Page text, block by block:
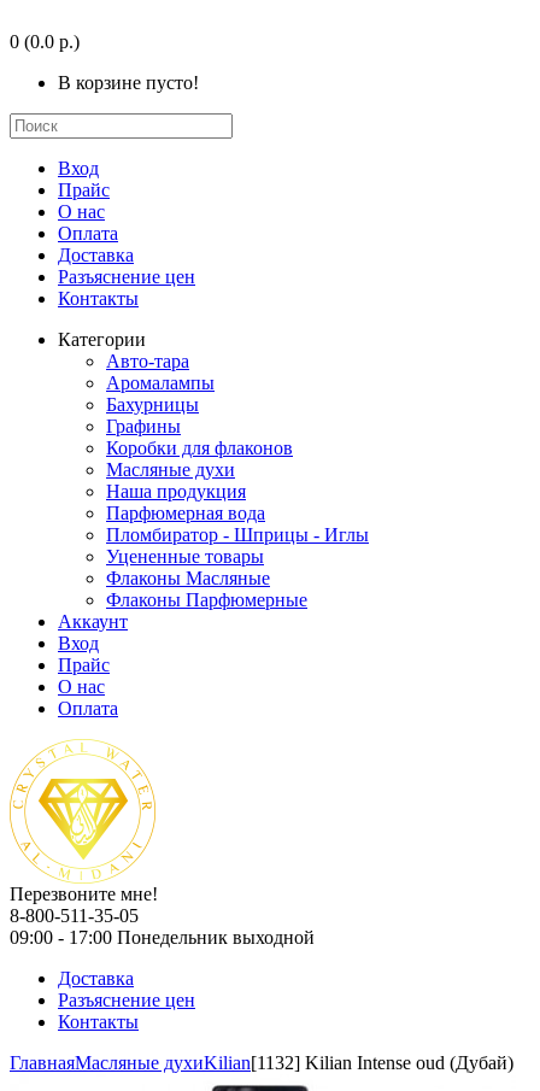
0 (0.0 р.)
В корзине пусто!
Вход
Прайс
О нас
Оплата
Доставка
Разъяснение цен
Контакты
Категории
Авто-тара
Аромалампы
Бахурницы
Графины
Коробки для флаконов
Масляные духи
Наша продукция
Парфюмерная вода
Пломбиратор - Шприцы - Иглы
Уцененные товары
Флаконы Масляные
Флаконы Парфюмерные
Аккаунт
Вход
Прайс
О нас
Оплата
Перезвоните мне!
8-800-511-35-05
09:00 - 17:00 Понедельник выходной
Доставка
Разъяснение цен
Контакты
ГлавнаяМасляные духиKilian[1132] Kilian Intense oud (Дубай)